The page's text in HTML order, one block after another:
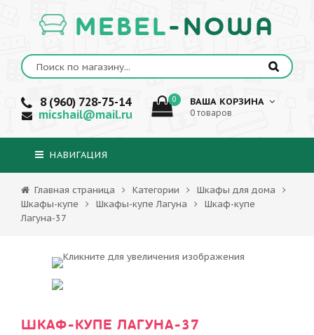
MEBEL-NOWA
8 (960) 728-75-14
micshail@mail.ru
0 ВАША КОРЗИНА
0 товаров
НАВИГАЦИЯ
Главная страница Категории
Шкафы для дома
Шкафы-купе
Шкафы-купе Лагуна
Шкаф-купе
Лагуна-37
ШКАФ-КУПЕ ЛАГУНА-37